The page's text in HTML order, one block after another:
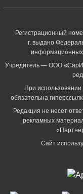
Регистрационный
г. выдано
информационных
Учредитель — ООО
При
обязательна
Редакция не несет
рекламных
Сайт